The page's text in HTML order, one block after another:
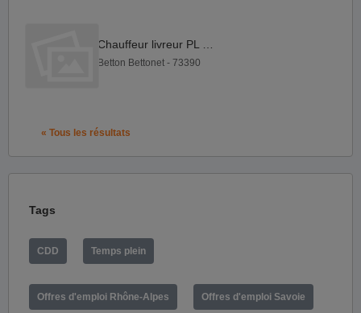
Betton Bettonet - 73390
« Tous les résultats
Tags
CDD Temps plein
Offres d'emploi Rhône-Alpes Offres d'emploi Savoie